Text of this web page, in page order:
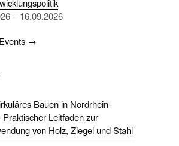
– 16.09.2026
→
Bauen in Nordrhein-
Leitfaden zur
von Holz, Ziegel und Stahl